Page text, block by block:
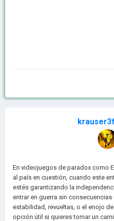
En videojuegos de paradox como
al país en cuestión, cuando este
estés garantizando la
entrar en guerra sin
estabilidad, revueltas, o el enojo
opción útil si quieres tomar un